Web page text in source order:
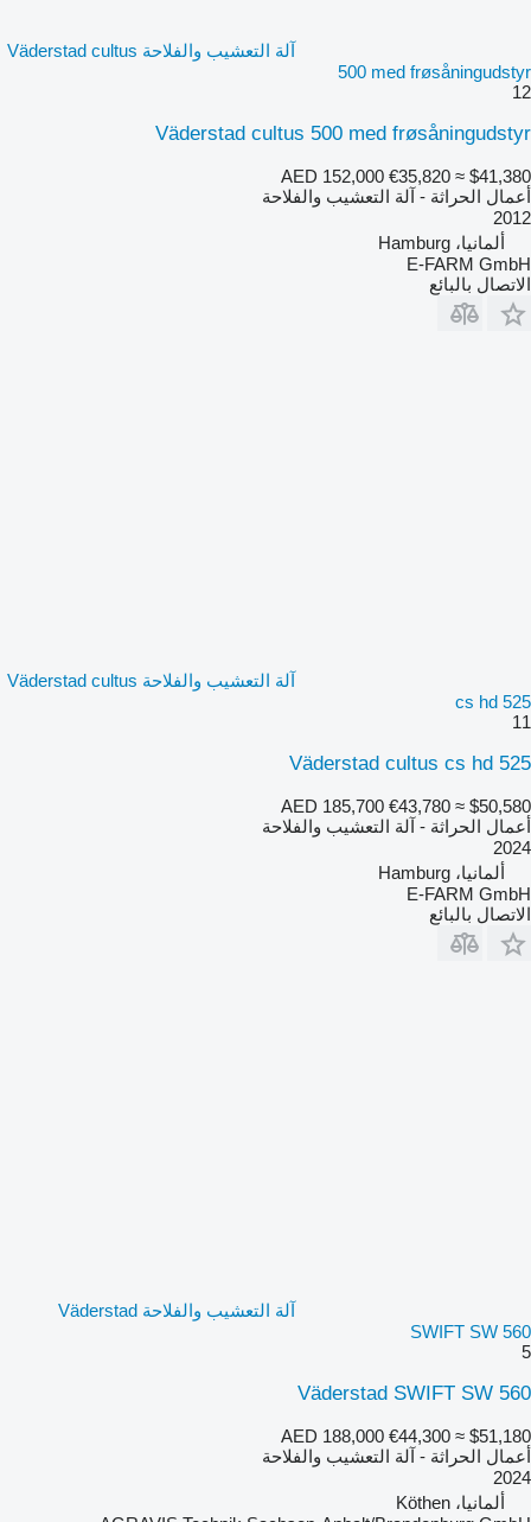
آلة التعشيب والفلاحة Väderstad cultus
500 med frøsåningudstyr
12
Väderstad cultus 500 med frøsåningudstyr
AED 152,000 €35,820 ≈ $41,380
أعمال الحراثة - آلة التعشيب والفلاحة
2012
ألمانيا، Hamburg
E-FARM GmbH
الاتصال بالبائع
آلة التعشيب والفلاحة Väderstad cultus
cs hd 525
11
Väderstad cultus cs hd 525
AED 185,700 €43,780 ≈ $50,580
أعمال الحراثة - آلة التعشيب والفلاحة
2024
ألمانيا، Hamburg
E-FARM GmbH
الاتصال بالبائع
آلة التعشيب والفلاحة Väderstad
SWIFT SW 560
5
Väderstad SWIFT SW 560
AED 188,000 €44,300 ≈ $51,180
أعمال الحراثة - آلة التعشيب والفلاحة
2024
ألمانيا، Köthen